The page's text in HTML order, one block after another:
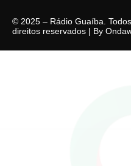
© 2025 – Rádio Guaíba.
direitos reservados | By